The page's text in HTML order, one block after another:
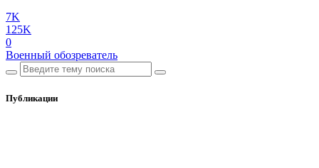
7K
125K
0
Военный обозреватель
Публикации